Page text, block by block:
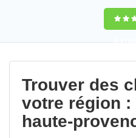
9,5
Trouver des
votre région :
haute-